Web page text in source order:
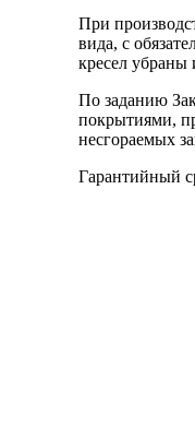
При
вида, с
кресел
По заданию
покрытиями,
несгораемых
Гарантийный